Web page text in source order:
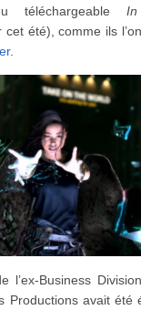
téléchargeable
été), comme ils
.
l’ex-Business
Productions avait été